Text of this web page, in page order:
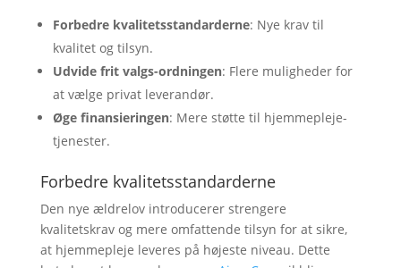
Forbedre kvalitetsstandarderne: Nye krav til
kvalitet og tilsyn.
Udvide frit valgs-ordningen: Flere muligheder for
at vælge privat leverandør.
Øge finansieringen: Mere støtte til hjemmepleje-
tjenester.
Forbedre kvalitetsstandarderne
Den nye ældrelov introducerer strengere
kvalitetskrav og mere omfattende tilsyn for at sikre,
at hjemmepleje leveres på højeste niveau. Dette